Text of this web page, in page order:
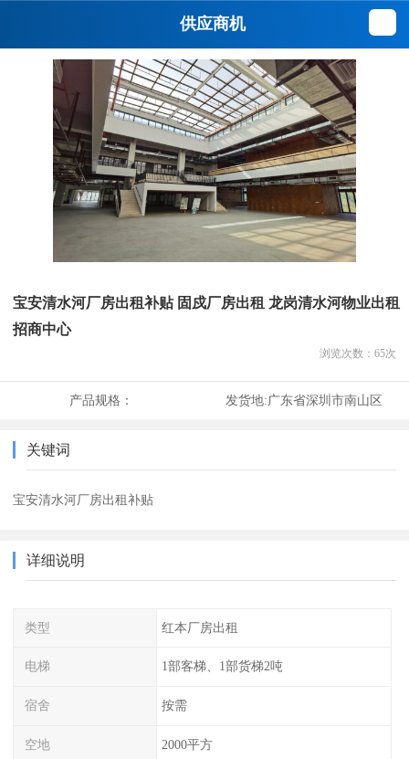
供应商机
宝安清水河厂房出租补贴 固戍厂房出租 龙岗清水河物业出租
招商中心
浏览次数： 65次
产品规格： 发货地:广东省深圳市南山区
关键词
宝安清水河厂房出租补贴
详细说明
类型 红本厂房出租
电梯 1部客梯、1部货梯2吨
宿舍 按需
空地 2000平方